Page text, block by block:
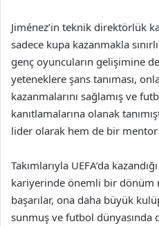
Jiménez’in teknik direktörlük
sadece kupa kazanmakla
genç oyuncuların gelişimine
yeteneklere şans tanıması,
kazanmalarını sağlamış ve
kanıtlamalarına olanak
lider olarak hem de bir mentor
Takımlarıyla UEFA’da
kariyerinde önemli bir dönüm
başarılar, ona daha büyük
sunmuş ve futbol dünyasında